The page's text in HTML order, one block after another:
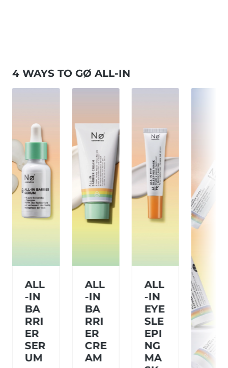
4 WAYS TO GØ ALL-IN
ALL
-IN
BA
RRI
ER
SER
UM
ALL
-IN
BA
RRI
ER
CRE
AM
ALL
-IN
EYE
SLE
EPI
NG
MA